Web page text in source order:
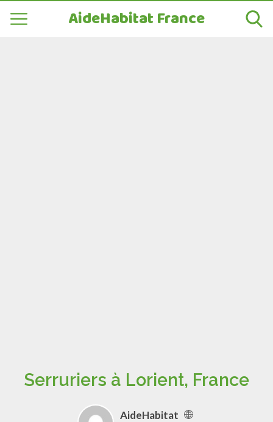
AideHabitat France
Serruriers à Lorient, France
AideHabitat